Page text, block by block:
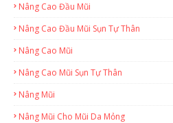
Nâng Cao Đầu Mũi
Nâng Cao Đầu Mũi Sụn Tự Thân
Nâng Cao Mũi
Nâng Cao Mũi Sụn Tự Thân
Nâng Mũi
Nâng Mũi Cho Mũi Da Mỏng